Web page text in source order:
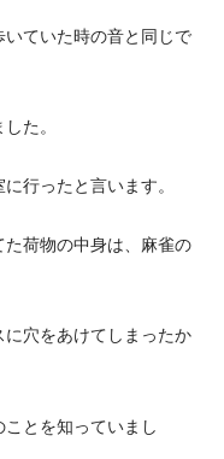
ていた時の音と同じで
た。
行ったと言います。
荷物の中身は、麻雀の
穴をあけてしまったか
ことを知っていまし